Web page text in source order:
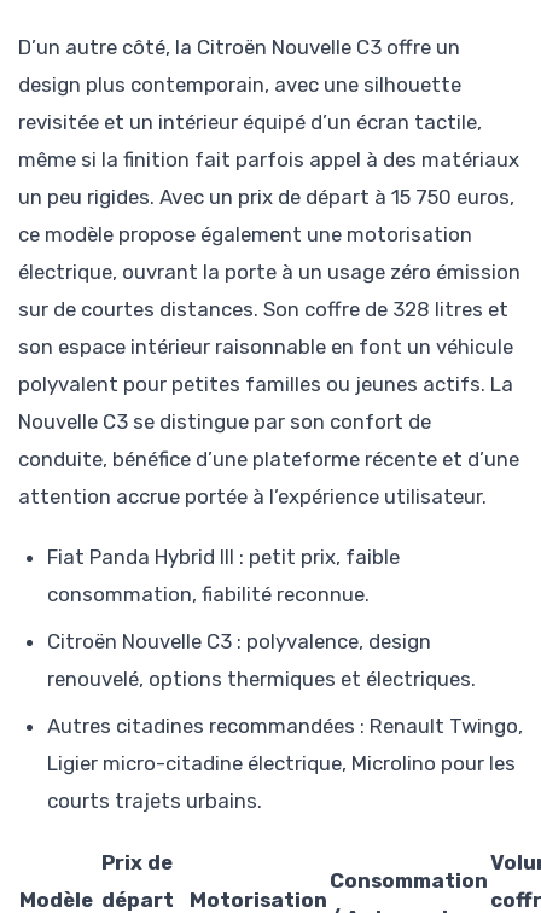
D’un autre côté, la Citroën Nouvelle C3 offre un
design plus contemporain, avec une silhouette
revisitée et un intérieur équipé d’un écran tactile,
même si la finition fait parfois appel à des matériaux
un peu rigides. Avec un prix de départ à 15 750 euros,
ce modèle propose également une motorisation
électrique, ouvrant la porte à un usage zéro émission
sur de courtes distances. Son coffre de 328 litres et
son espace intérieur raisonnable en font un véhicule
polyvalent pour petites familles ou jeunes actifs. La
Nouvelle C3 se distingue par son confort de
conduite, bénéfice d’une plateforme récente et d’une
attention accrue portée à l’expérience utilisateur.
Fiat Panda Hybrid III : petit prix, faible
consommation, fiabilité reconnue.
Citroën Nouvelle C3 : polyvalence, design
renouvelé, options thermiques et électriques.
Autres citadines recommandées : Renault Twingo,
Ligier micro-citadine électrique, Microlino pour les
courts trajets urbains.
Modèle
Prix de
départ
Motorisation
Consommation